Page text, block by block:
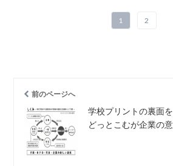
1 2
前のページへ
学校プリントの裏面
どっとこむが企業の